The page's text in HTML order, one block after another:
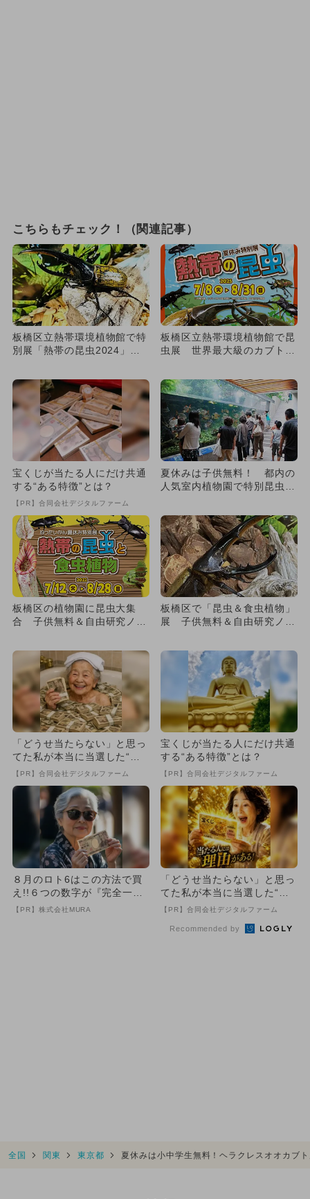
こちらもチェック！（関連記事）
板橋区立熱帯環境植物館で特
別展「熱帯の昆虫2024」開
板橋区立熱帯環境植物館で昆
虫展 世界最大級のカブトム
宝くじが当たる人にだけ共通
する“ある特徴”とは？
【PR】合同会社デジタルファーム
夏休みは子供無料！ 都内の
人気室内植物園で特別昆虫イ
板橋区の植物園に昆虫大集
合 子供無料＆自由研究ノー
板橋区で「昆虫＆食虫植物」
展 子供無料＆自由研究ノー
「どうせ当たらない」と思っ
てた私が本当に当選した“買
い方”がこれ
【PR】合同会社デジタルファーム
宝くじが当たる人にだけ共通
する“ある特徴”とは？
【PR】合同会社デジタルファーム
８月のロト6はこの方法で買
え!!６つの数字が『完全一
致』する方法
【PR】株式会社MURA
「どうせ当たらない」と思っ
てた私が本当に当選した“買
い方”がこれ
【PR】合同会社デジタルファーム
Recommended by
全国 関東 東京都 夏休みは小中学生無料！ヘラクレスオオカブ